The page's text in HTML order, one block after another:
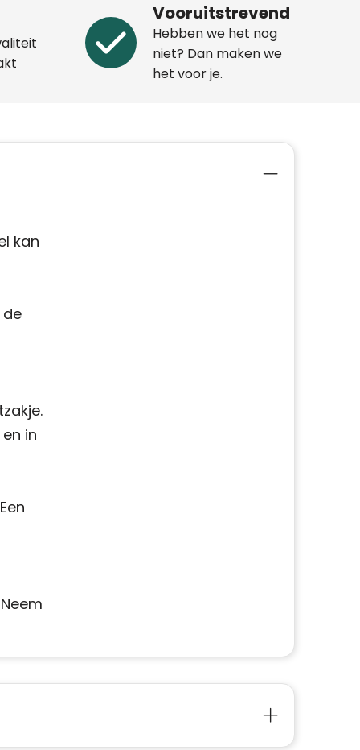
Vooruitstrevend
Hebben we het nog
niet? Dan maken we
het voor je.
kan
in